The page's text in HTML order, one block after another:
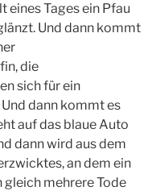
eines Tages ein Pfau
Und dann kommt
die
sich für ein
dann kommt es
auf das blaue Auto
dann wird aus dem
an dem ein
mehrere Tode